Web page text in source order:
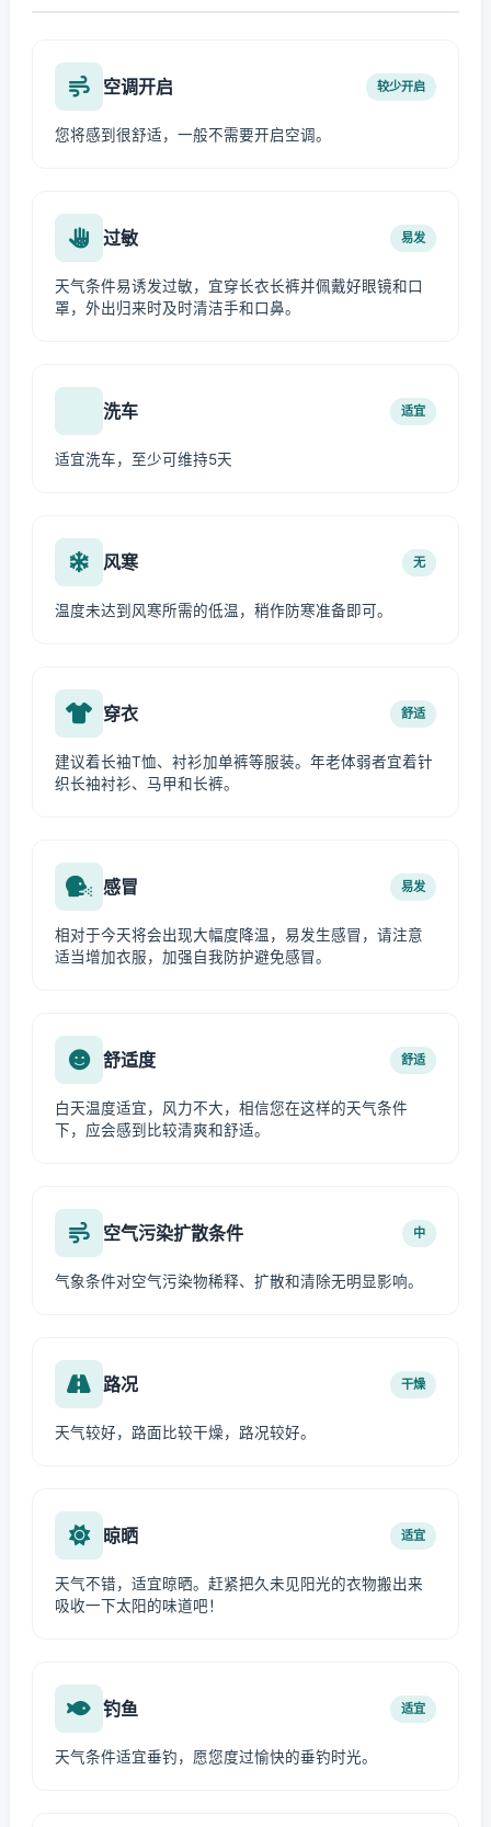
空调开启 较少开启
您将感到很舒适，一般不需要开启空调。
过敏 易发
天气条件易诱发过敏，宜穿长衣长裤并佩戴好眼镜和口
罩，外出归来时及时清洁手和口鼻。
洗车 适宜
适宜洗车，至少可维持5天
风寒 无
温度未达到风寒所需的低温，稍作防寒准备即可。
穿衣 舒适
建议着长袖T恤、衬衫加单裤等服装。年老体弱者宜着针
织长袖衬衫、马甲和长裤。
感冒 易发
相对于今天将会出现大幅度降温，易发生感冒，请注意
适当增加衣服，加强自我防护避免感冒。
舒适度 舒适
白天温度适宜，风力不大，相信您在这样的天气条件
下，应会感到比较清爽和舒适。
空气污染扩散条件 中
气象条件对空气污染物稀释、扩散和清除无明显影响。
路况 干燥
天气较好，路面比较干燥，路况较好。
晾晒 适宜
天气不错，适宜晾晒。赶紧把久未见阳光的衣物搬出来
吸收一下太阳的味道吧！
钓鱼 适宜
天气条件适宜垂钓，愿您度过愉快的垂钓时光。